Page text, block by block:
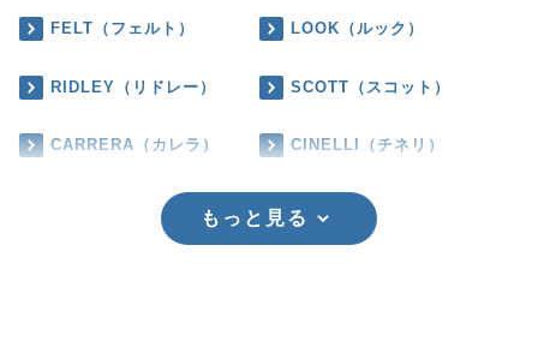
FELT（フェルト） LOOK（ルック）
RIDLEY（リドレー） SCOTT（スコット）
CARRERA（カレラ） CINELLI（チネリ）
もっと見る